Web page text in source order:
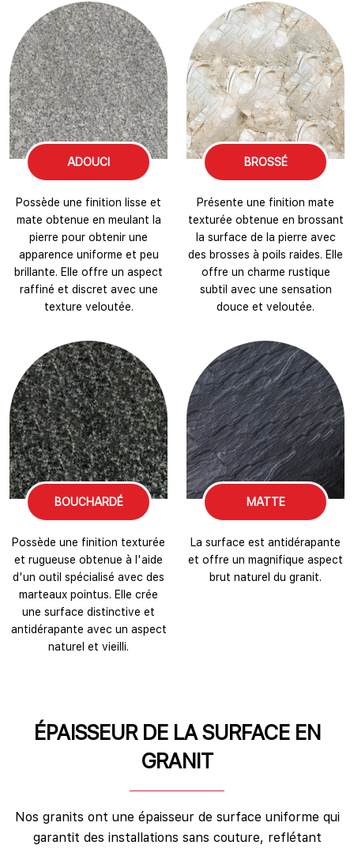
ADOUCI
Possède une finition lisse et
mate obtenue en meulant la
pierre pour obtenir une
apparence uniforme et peu
brillante. Elle offre un aspect
raffiné et discret avec une
texture veloutée.
BROSSÉ
Présente une finition mate
texturée obtenue en brossant
la surface de la pierre avec
des brosses à poils raides. Elle
offre un charme rustique
subtil avec une sensation
douce et veloutée.
BOUCHARDÉ
Possède une finition texturée
et rugueuse obtenue à l'aide
d'un outil spécialisé avec des
marteaux pointus. Elle crée
une surface distinctive et
antidérapante avec un aspect
naturel et vieilli.
MATTE
La surface est antidérapante
et offre un magnifique aspect
brut naturel du granit.
ÉPAISSEUR DE LA SURFACE EN
GRANIT
Nos granits ont une épaisseur de surface uniforme qui
garantit des installations sans couture, reflétant